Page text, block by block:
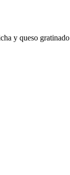
y queso gratinado